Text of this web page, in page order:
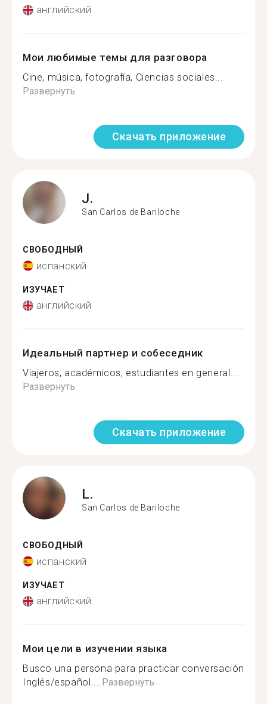
английский
Мои любимые темы для разговора
Cine, música, fotografía, Ciencias sociales...
Развернуть
Скачать приложение
J.
San Carlos de Bariloche
СВОБОДНЫЙ
испанский
ИЗУЧАЕТ
английский
Идеальный партнер и собеседник
Viajeros, académicos, estudiantes en general...
Развернуть
Скачать приложение
L.
San Carlos de Bariloche
СВОБОДНЫЙ
испанский
ИЗУЧАЕТ
английский
Мои цели в изучении языка
Busco una persona para practicar conversación
Inglés/español....Развернуть